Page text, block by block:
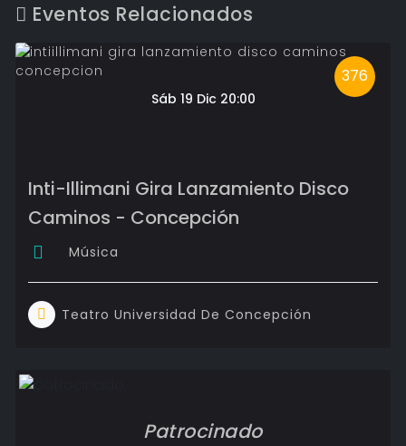
Eventos Relacionados
376
Sáb 19 Dic 20:00
Inti-Illimani Gira Lanzamiento Disco
Caminos - Concepción
Música
Teatro Universidad De Concepción
Patrocinado